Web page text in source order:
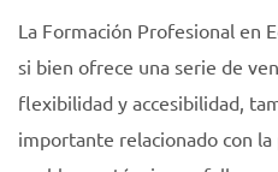
La Formación Profesional en
si bien ofrece una serie de
flexibilidad y accesibilidad,
importante relacionado con